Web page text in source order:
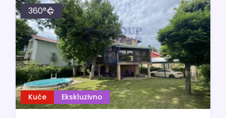
Kuće Ekskluzivno
360°